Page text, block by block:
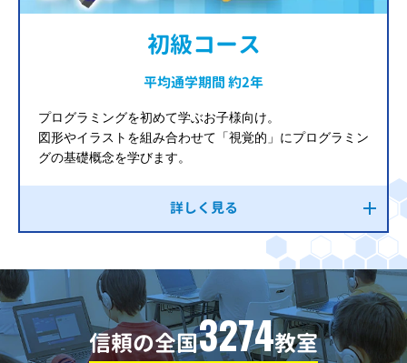
初級コース
平均通学期間 約2年
プログラミングを初めて学ぶお子様向け。
図形やイラストを組み合わせて「視覚的」にプログラミン
グの基礎概念を学びます。
詳しく見る
信頼の全国3274教室